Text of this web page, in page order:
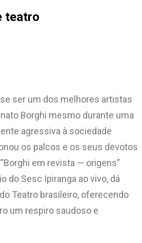
teatro
ser um dos melhores artistas
Borghi mesmo durante uma
agressiva à sociedade
os palcos e os seus devotos
em revista — origens”
do Sesc Ipiranga ao vivo, dá
Teatro brasileiro, oferecendo
um respiro saudoso e